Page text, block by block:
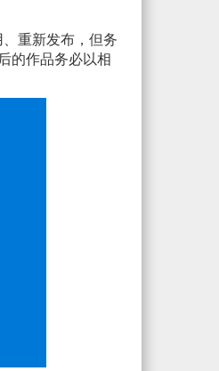
重新发布，但务
的作品务必以相